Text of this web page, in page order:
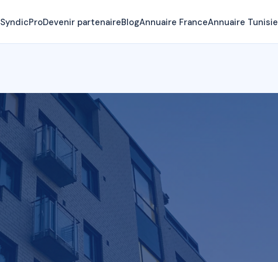
SyndicProDevenir partenaireBlogAnnuaire FranceAnnuaire Tunisie